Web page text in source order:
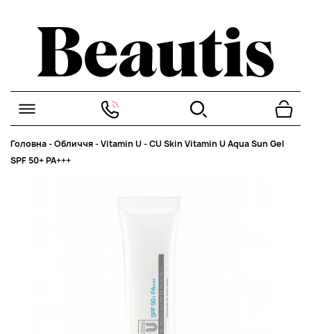
Головна-Обличчя-Vitamin U-CU Skin Vitamin U Aqua Sun Gel
SPF 50+ PA+++